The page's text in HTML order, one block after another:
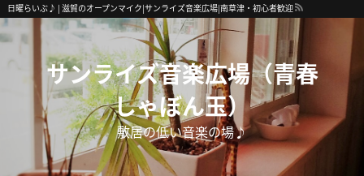
日曜らいぶ♪ | 滋賀のオープンマイク|サンライズ音楽広場|南草津・初心者歓迎
サンライズ音楽広場（青春
しゃぼん玉）
敷居の低い音楽の場♪